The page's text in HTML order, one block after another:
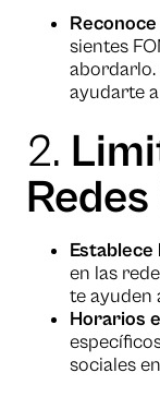
sientes
ayudarte
2.
Establece
en las
te ayuden
Horarios
sociales